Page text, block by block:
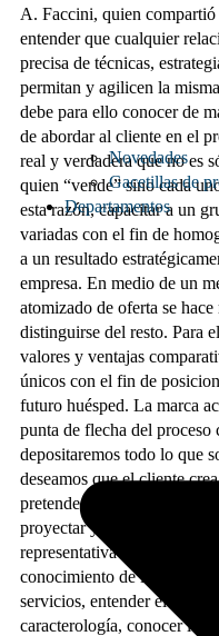
Novedades
Gacetillas de
Departamentos
A. Faccini, quien compartió
entender que cualquier
precisa de técnicas,
permitan y agilicen la
debe para ello conocer de
de abordar al cliente en el
real y verdadera que no es
quien “vende” sino cada
esta razón, capacitar a un
variadas con el fin de
a un resultado
empresa. En medio de un
atomizado de oferta se
distinguirse del resto. Para
valores y ventajas
únicos con el fin de
futuro huésped. La marca
punta de flecha del
depositaremos todo lo que
deseamos que el cliente
pretende otorgar los
proyectar y mantener una
representativa”. Los
conocimiento de las
servicios, entender el
caracterología, conocer los